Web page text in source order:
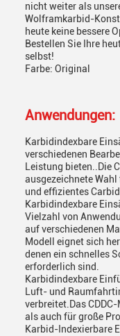
nicht weiter als
Wolframkarbid-
heute keine bessere
Bestellen Sie Ihre
selbst!
Farbe: Original
Anwendungen:
Karbidindexbare
verschiedenen
Leistung bieten..Die
ausgezeichnete
und effizientes
Karbidindexbare
Vielzahl von
auf verschiedenen
Modell eignet sich
denen ein schnelles
erforderlich sind.
Karbidindexbare
Luft- und
verbreitet.Das
als auch für große
Karbid-Indexierbare